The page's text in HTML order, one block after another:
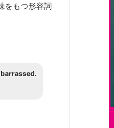
をもつ形容詞